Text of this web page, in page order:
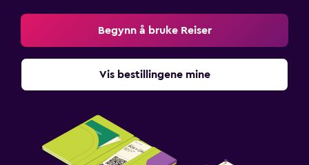
Begynn å bruke Reiser
Vis bestillingene mine